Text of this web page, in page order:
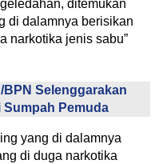
ditemukan
di dalamnya berisikan
narkotika jenis sabu”
BPN Selenggarakan
Sumpah Pemuda
yang di dalamnya
di duga narkotika